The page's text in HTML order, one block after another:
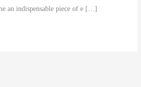
an indispensable piece of e […]